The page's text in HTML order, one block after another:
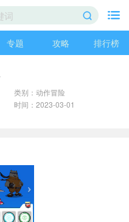
专题 攻略 排行榜
类别：动作冒险
时间：2023-03-01